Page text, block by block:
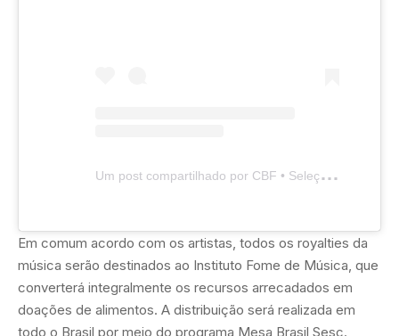
U
m post compartilhado por CBF • Seleção Brasileira de Futebol (@brasil)
Em comum acordo com os artistas, todos os royalties da
música serão destinados ao Instituto Fome de Música, que
converterá integralmente os recursos arrecadados em
doações de alimentos. A distribuição será realizada em
todo o Brasil por meio do programa Mesa Brasil Sesc.